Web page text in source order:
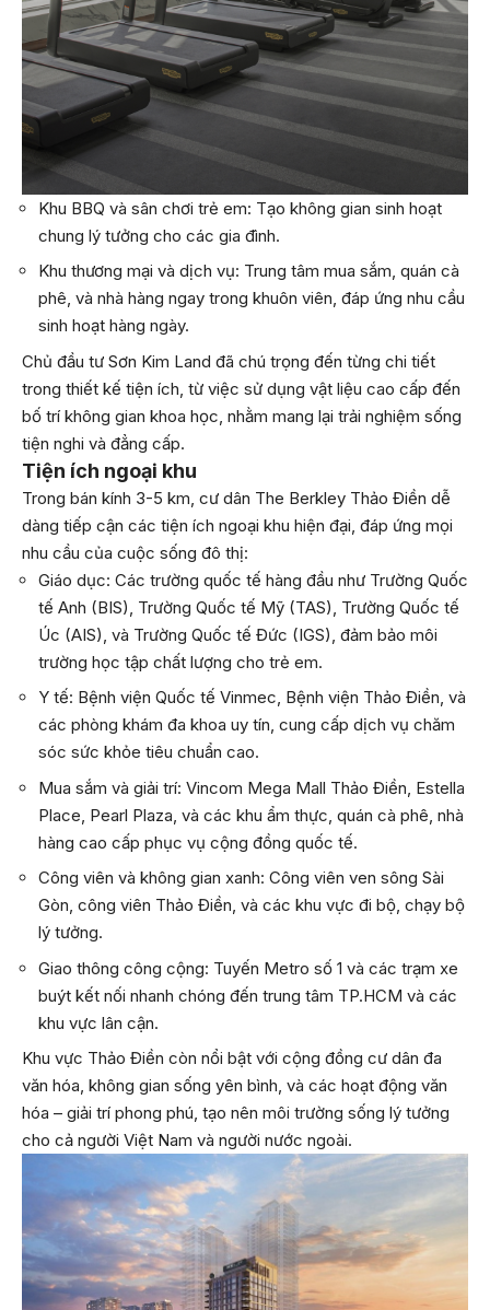
Khu BBQ và sân chơi trẻ em: Tạo không gian sinh hoạt
chung lý tưởng cho các gia đình.
Khu thương mại và dịch vụ: Trung tâm mua sắm, quán cà
phê, và nhà hàng ngay trong khuôn viên, đáp ứng nhu cầu
sinh hoạt hàng ngày.
Chủ đầu tư Sơn Kim Land đã chú trọng đến từng chi tiết
trong thiết kế tiện ích, từ việc sử dụng vật liệu cao cấp đến
bố trí không gian khoa học, nhằm mang lại trải nghiệm sống
tiện nghi và đẳng cấp.
Tiện ích ngoại khu
Trong bán kính 3-5 km, cư dân The Berkley Thảo Điền dễ
dàng tiếp cận các tiện ích ngoại khu hiện đại, đáp ứng mọi
nhu cầu của cuộc sống đô thị:
Giáo dục: Các trường quốc tế hàng đầu như Trường Quốc
tế Anh (BIS), Trường Quốc tế Mỹ (TAS), Trường Quốc tế
Úc (AIS), và Trường Quốc tế Đức (IGS), đảm bảo môi
trường học tập chất lượng cho trẻ em.
Y tế: Bệnh viện Quốc tế Vinmec, Bệnh viện Thảo Điền, và
các phòng khám đa khoa uy tín, cung cấp dịch vụ chăm
sóc sức khỏe tiêu chuẩn cao.
Mua sắm và giải trí: Vincom Mega Mall Thảo Điền, Estella
Place, Pearl Plaza, và các khu ẩm thực, quán cà phê, nhà
hàng cao cấp phục vụ cộng đồng quốc tế.
Công viên và không gian xanh: Công viên ven sông Sài
Gòn, công viên Thảo Điền, và các khu vực đi bộ, chạy bộ
lý tưởng.
Giao thông công cộng: Tuyến Metro số 1 và các trạm xe
buýt kết nối nhanh chóng đến trung tâm TP.HCM và các
khu vực lân cận.
Khu vực Thảo Điền còn nổi bật với cộng đồng cư dân đa
văn hóa, không gian sống yên bình, và các hoạt động văn
hóa – giải trí phong phú, tạo nên môi trường sống lý tưởng
cho cả người Việt Nam và người nước ngoài.